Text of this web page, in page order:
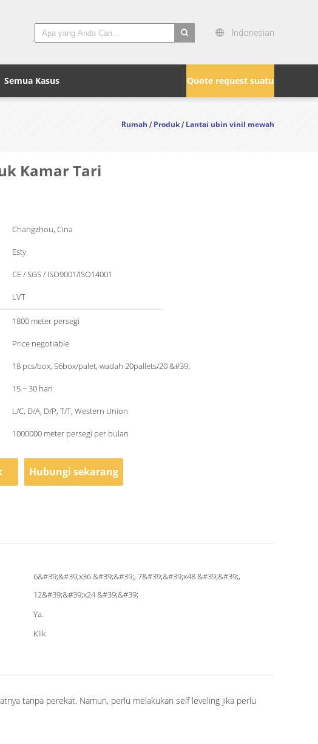
Indonesian
Quote request suatu
Semua Kasus
Rumah /Produk/Lantai ubin vinil mewah
Kamar Tari
Changzhou, Cina
Esty
CE / SGS / ISO9001/ISO14001
LVT
1800 meter persegi
Price negotiable
18 pcs/box, 56box/palet, wadah 20pallets/20 &#39;
15 ~ 30 hari
L/C, D/A, D/P, T/T, Western Union
1000000 meter persegi per bulan
Hubungi sekarang
6&#39;&#39;x36 &#39;&#39;, 7&#39;&#39;x48 &#39;&#39;,
12&#39;&#39;x24 &#39;&#39;
Ya.
Klik
tanpa perekat. Namun, perlu melakukan self leveling jika perlu